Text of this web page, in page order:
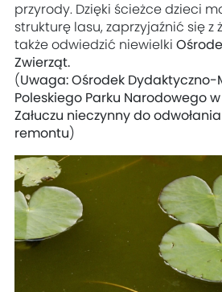
przyrody. Dzięki ścieżce dzieci
strukturę lasu, zaprzyjaźnić się z
także odwiedzić niewielki
Zwierząt.
( Uwaga: Ośrodek Dydaktyczno-
Poleskiego Parku Narodowego
Załuczu nieczynny do
remontu )